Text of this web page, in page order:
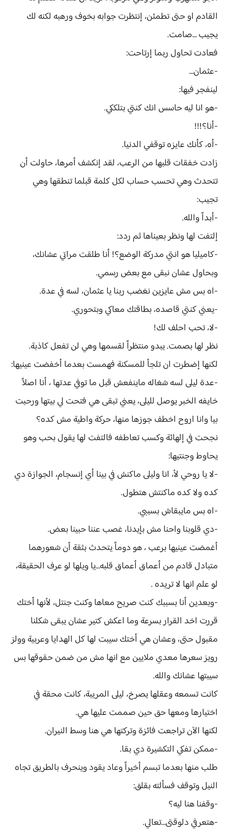
القادم او حتى تطمئن، إنتظرت جوابه بخوف ورهبه لكنه لك
يجيب …صامت.
فعادت تحاول ربما إرتاحت:
-عثمان…
لينفجر فيها:
-هو انا ليه حاسس انك كنتي بتلككي.
-أنا؟!!!
-أه، كأنك عايزه توقفي الدنيا.
زادت خفقات قلبها من الرعب، لقد إنكشف أمرها، حاولت أن
تتحدث وهي تحسب حساب لكل كلمة قبلما تنطقها وهي
تجيب:
-أبداً والله.
إلتفت لها ونظر بعيناها ثم ردد:
-كاميليا هو انتي مدركة الوضع؟! أنا طلقت مراتي عشانك،
وبحاول عشان نبقى مع بعض رسمي.
-اه بس مش عايزين نغضب ربنا يا عثمان، لسه في عدة.
-يعني كنتي قاصده، بطاقتك معاكي وبتحوري.
-لا، تحب احلف لك!
نظر لها بصمت. يبدو منتظراً لقسمها وهي لن تفعل كاذبة.
لكنها إضطرت ان تلجأ للمسكنة فهمست بعدما أخفضت عينيها:
-عدة ليلى لسه شغاله ماينفعش قبل ما توفي عدتها ، أنا اصلاً
خايفه الخبر يوصل لليلى، يعني تبقى هي فتحت لي بيتها ورحبت
بيا وانا اروح اخطف جوزها منها، حركة واطية مش كده؟
نجحت في إلهائة وكسب تعاطفه فالتفت لها يقول بحب وهو
يحاوط وجنتيها:
-لا يا روحي لأ، انا وليلى ماكنش في بينا أي إنسجام، الجوازة دي
كده ولا كده ماكنتش هتطول.
-اه بس مايبقاش بسببي.
-دي قلوبنا واحنا مش بإيدنا، غصب عننا حبينا بعض.
أغمضت عينيها برعب ، هو دوماً يتحدث بثقة أن شعورهما
متبادل قادم من أعماق أعماق قلبه…يا ويلها لو عرف الحقيقة،
لو علم انها لا تريده .
-وبعدين أنا بسببك كنت صريح معاها وكنت جنتل، لأنها أختك
قررت اخد القرار بسرعة وما اعكش كتير عشان يبقى شكلنا
مقبول حتى، وعشان هي أختك سيبت لها كل الهدايا وعربية وولز
رويز سعرها معدي ملايين مع انها مش من ضمن حقوقها بس
سيبتها عشانك والله.
كانت تسمعه وعقلها يصرخ، ليلى المريبة، كانت محقة في
اختيارها ومعها حق حين صممت عليها هي.
لكنها الآن تراجعت فائزة وتركتها هي هنا وسط النيران.
-ممكن تفكي التكشيرة دي بقا.
طلب منها بعدما تبسم أخيراً وعاد يقود وينحرف بالطريق تجاه
النيل وتوقف فسألته بقلق:
-وقفنا هنا ليه؟
-هتعرفي دلوقتى…تعالي.